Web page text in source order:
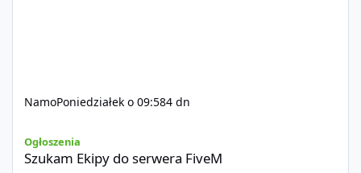
NamoPoniedziałek o 09:584 dn
Ogłoszenia
Szukam Ekipy do serwera FiveM